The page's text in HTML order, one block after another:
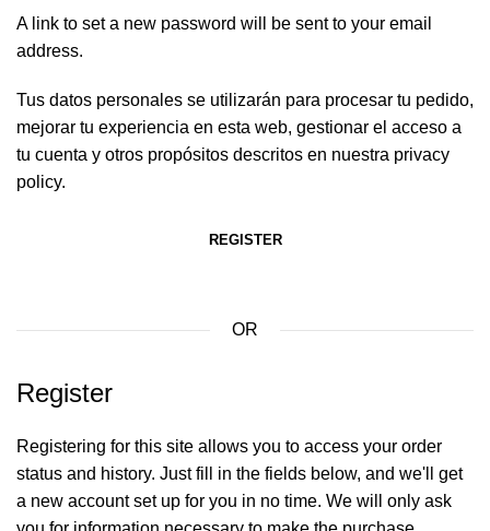
A link to set a new password will be sent to your email
address.
Tus datos personales se utilizarán para procesar tu pedido,
mejorar tu experiencia en esta web, gestionar el acceso a
tu cuenta y otros propósitos descritos en nuestra privacy
policy.
REGISTER
OR
Register
Registering for this site allows you to access your order
status and history. Just fill in the fields below, and we'll get
a new account set up for you in no time. We will only ask